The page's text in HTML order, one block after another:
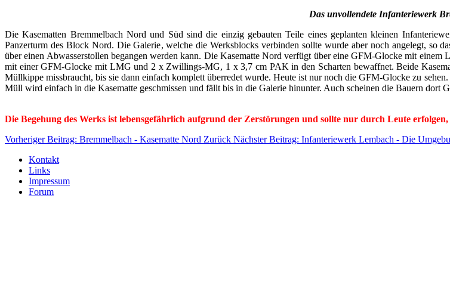
Das unvollendete Infanteriewerk
Die Kasematten Bremmelbach Nord und Süd sind die einzig gebauten Teile eines geplanten kleinen
Panzerturm des Block Nord. Die Galerie, welche die Werksblocks verbinden sollte wurde aber noch angelegt, so
über einen Abwasserstollen begangen werden kann. Die Kasematte Nord verfügt über eine GFM-Glocke mit
mit einer GFM-Glocke mit LMG und 2 x Zwillings-MG, 1 x 3,7 cm PAK in den Scharten bewaffnet. Beide
Müllkippe missbraucht, bis sie dann einfach komplett überredet wurde. Heute ist nur noch die GFM-Glocke zu
Müll wird einfach in die Kasematte geschmissen und fällt bis in die Galerie hinunter. Auch scheinen die Bauern dort
Die Begehung des Werks ist lebensgefährlich aufgrund der Zerstörungen und sollte nur durch Leute
Vorheriger Beitrag: Bremmelbach - Kasematte Nord Zurück Nächster Beitrag: Infanteriewerk Lembach - Die
Kontakt
Links
Impressum
Forum